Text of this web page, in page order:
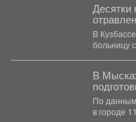
Десятки
В
больницу
В
По
в городе